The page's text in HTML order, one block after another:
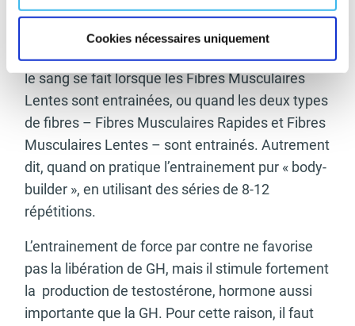
Cookies nécessaires uniquement
En ce qui concerne l’entrainement – il faut savoir
que la libération d’hormone de croissance dans
le sang se fait lorsque les Fibres Musculaires
Lentes sont entrainées, ou quand les deux types
de fibres – Fibres Musculaires Rapides et Fibres
Musculaires Lentes – sont entrainés. Autrement
dit, quand on pratique l’entrainement pur « body-
builder », en utilisant des séries de 8-12
répétitions.
L’entrainement de force par contre ne favorise
pas la libération de GH, mais il stimule fortement
la production de testostérone, hormone aussi
importante que la GH. Pour cette raison, il faut